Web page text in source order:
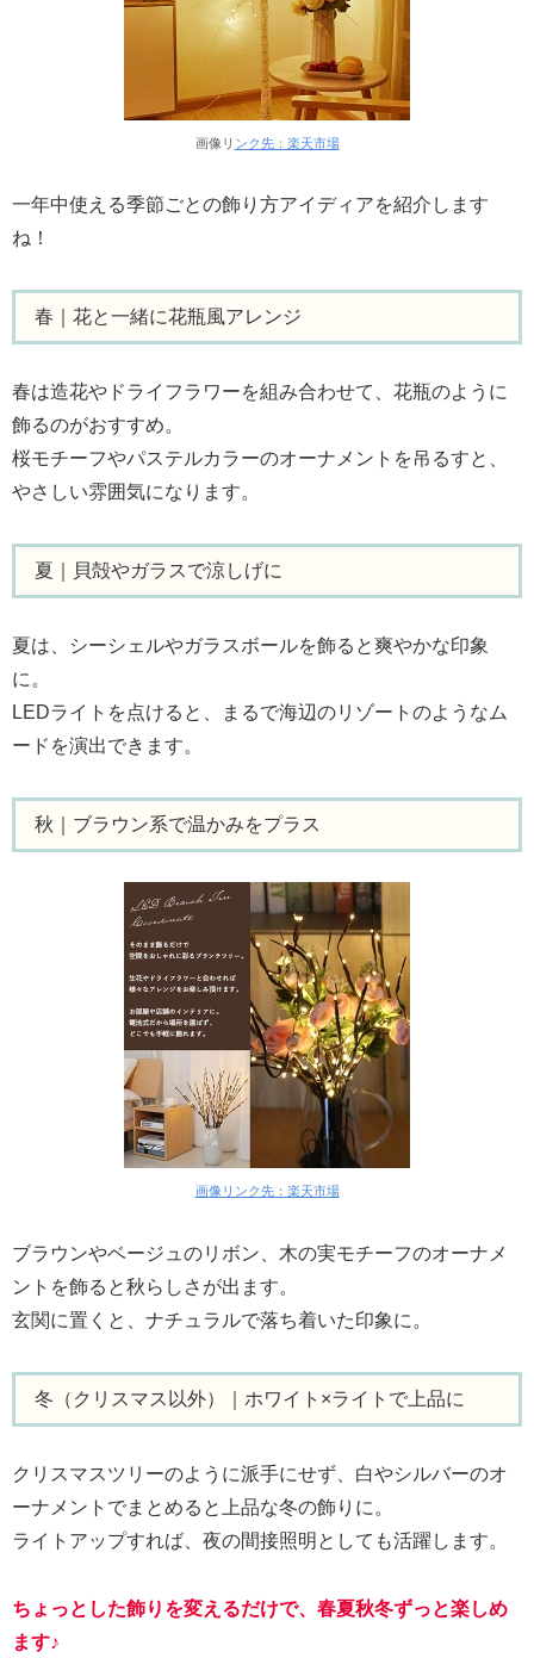
画像リ ンク先：楽天市場
一年中使える季節ごとの飾り方アイディアを紹介します
ね！
春｜花と一緒に花瓶風アレンジ
春は造花やドライフラワーを組み合わせて、花瓶のように
飾るのがおすすめ。
桜モチーフやパステルカラーのオーナメントを吊るすと、
やさしい雰囲気になります。
夏｜貝殻やガラスで涼しげに
夏は、シーシェルやガラスボールを飾ると爽やかな印象
に。
LEDライトを点けると、まるで海辺のリゾートのようなム
ードを演出できます。
秋｜ブラウン系で温かみをプラス
画像リンク先：楽天市場
ブラウンやベージュのリボン、木の実モチーフのオーナメ
ントを飾ると秋らしさが出ます。
玄関に置くと、ナチュラルで落ち着いた印象に。
冬（クリスマス以外）｜ホワイト×ライトで上品に
クリスマスツリーのように派手にせず、白やシルバーのオ
ーナメントでまとめると上品な冬の飾りに。
ライトアップすれば、夜の間接照明としても活躍します。
ちょっとした飾りを変えるだけで、春夏秋冬ずっと楽しめ
ます♪